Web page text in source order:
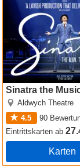
Sinatra the
Aldwych Theatre
4.5
90
Eintrittskartenab
Karten